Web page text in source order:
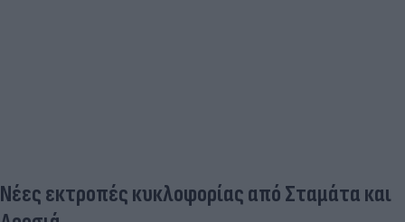
Νέες εκτροπές κυκλοφορίας από Σταμάτα και